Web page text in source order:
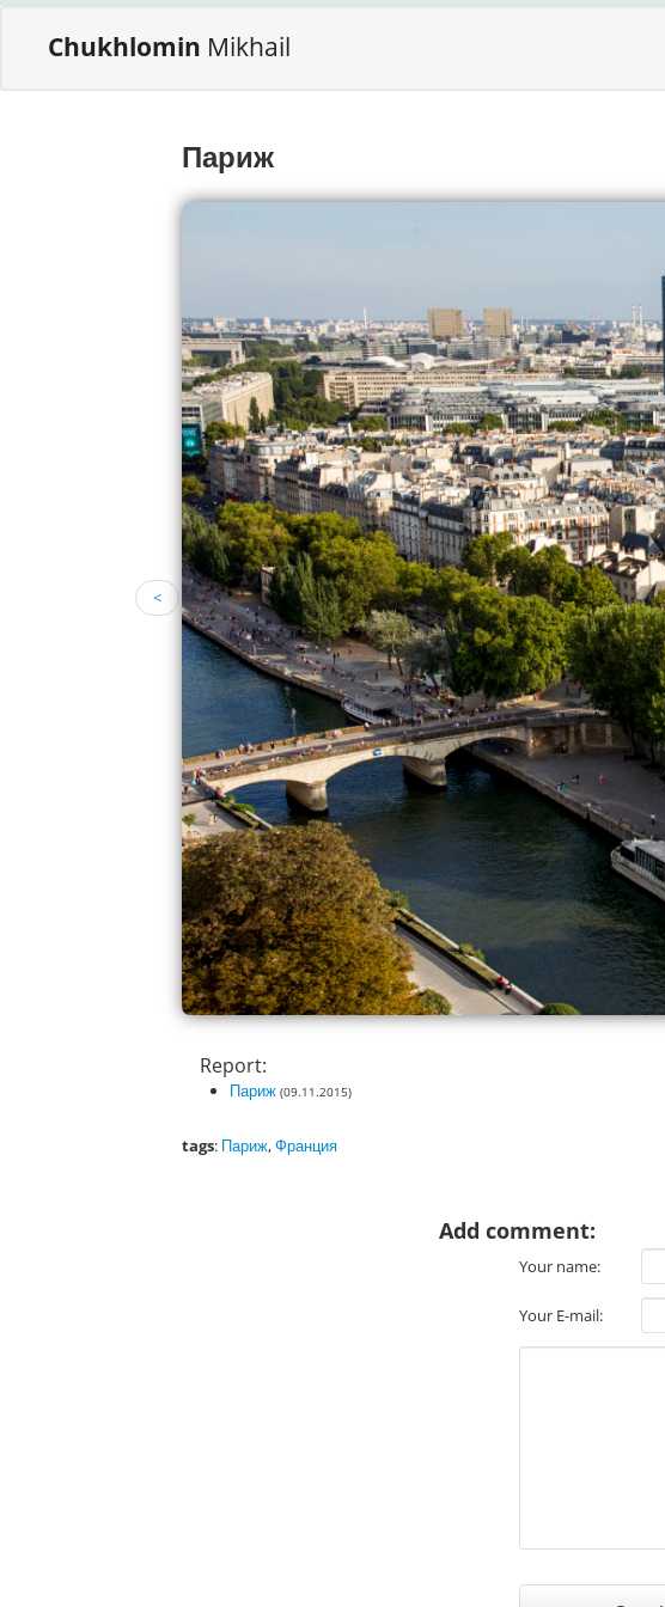
Chukhlomin Mikhail
Париж
<
Report:
Париж (09.11.2015)
tags: Париж,Франция
Add comment:
Your name:
Your E-mail: